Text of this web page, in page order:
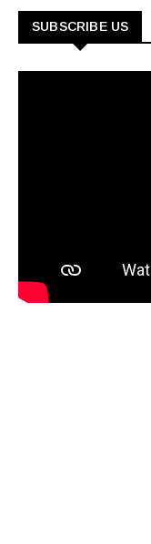
SUBSCRIBE US